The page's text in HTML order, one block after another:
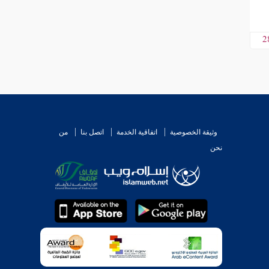
وثيقة الخصوصية اتفاقية الخدمة اتصل بنا
من
نحن